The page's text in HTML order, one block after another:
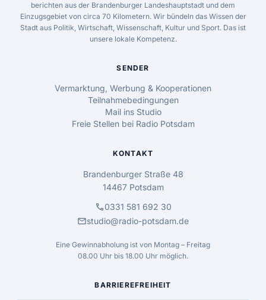
berichten aus der Brandenburger Landeshauptstadt und dem
Einzugsgebiet von circa 70 Kilometern. Wir bündeln das Wissen der
Stadt aus Politik, Wirtschaft, Wissenschaft, Kultur und Sport. Das ist
unsere lokale Kompetenz.
SENDER
Vermarktung, Werbung & Kooperationen
Teilnahmebedingungen
Mail ins Studio
Freie Stellen bei Radio Potsdam
KONTAKT
Brandenburger Straße 48
14467 Potsdam
call0331 581 692 30
mailstudio@radio-potsdam.de
Eine Gewinnabholung ist von Montag – Freitag
08.00 Uhr bis 18.00 Uhr möglich.
BARRIEREFREIHEIT